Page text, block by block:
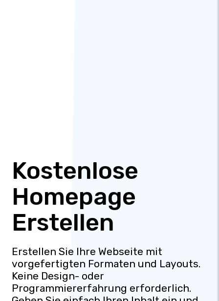
Kostenlose
Homepage
Erstellen
Erstellen Sie Ihre Webseite mit
vorgefertigten Formaten und Layouts.
Keine Design- oder
Programmiererfahrung erforderlich.